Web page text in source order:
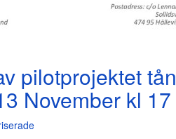
pilotprojektet
November kl